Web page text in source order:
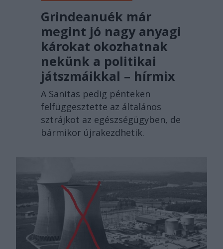
Grindeanuék már
megint jó nagy anyagi
károkat okozhatnak
nekünk a politikai
játszmáikkal – hírmix
A Sanitas pedig pénteken
felfüggesztette az általános
sztrájkot az egészségügyben, de
bármikor újrakezdhetik.